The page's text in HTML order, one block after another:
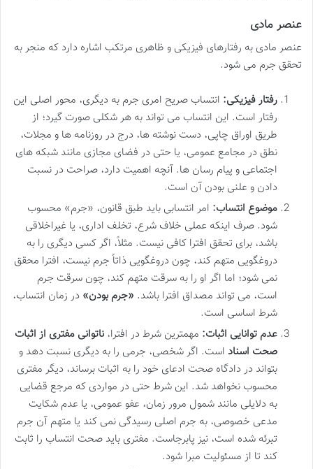
عنصر مادی
عنصر مادی به رفتارهای فیزیکی و ظاهری مرتکب اشاره دارد که منجر به
تحقق جرم می شود.
رفتار فیزیکی: انتساب صریح امری جرم به دیگری، محور اصلی این
رفتار است. این انتساب می تواند به هر شکلی صورت گیرد؛ از
طریق اوراق چاپی، دست نوشته ها، درج در روزنامه ها و مجلات،
نطق در مجامع عمومی، یا حتی در فضای مجازی مانند شبکه های
اجتماعی و پیام رسان ها. آنچه اهمیت دارد، صراحت در نسبت
دادن و علنی بودن آن است.
موضوع انتساب: امر انتسابی باید طبق قانون، «جرم» محسوب
شود. صرف اینکه عملی خلاف شرع، تخلف اداری، یا غیراخلاقی
باشد، برای تحقق افترا کافی نیست. مثلاً، اگر کسی دیگری را به
دروغگویی متهم کند، چون دروغگویی ذاتاً جرم نیست، افترا محقق
نمی شود؛ اما اگر او را به سرقت متهم کند، چون سرقت جرم
است، می تواند مصداق افترا باشد. «جرم بودن» در زمان انتساب،
شرط اساسی است.
عدم توانایی اثبات: مهمترین شرط در افترا، ناتوانی مفتری از اثبات
صحت اسناد است. اگر شخصی، جرمی را به دیگری نسبت دهد و
بتواند در دادگاه صحت ادعای خود را به اثبات برساند، دیگر مفتری
محسوب نخواهد شد. این شرط حتی در مواردی که مرجع قضایی
به دلایلی مانند شمول مرور زمان، عفو عمومی، یا عدم شکایت
مدعی خصوصی، به جرم اصلی رسیدگی نمی کند یا متهم آن جرم
تبرئه شده است، نیز پابرجاست. مفتری باید صحت انتساب را ثابت
کند تا از مسئولیت مبرا شود.